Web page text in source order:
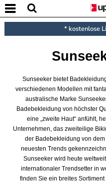
* kostenlose
Sunseeker bietet
verschiedenen Modellen mit
australische Marke
Badebekleidung von höchster
eine „zweite Haut“ anfühlt,
Unternehmen, das zweiteilige
der Badebekleidung von
neuesten Trends
Sunseeker wird heute
internationaler Trendsetter in
finden Sie ein breites